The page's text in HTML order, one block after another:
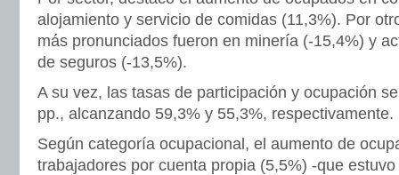
alojamiento y servicio de comidas (11,3%). Por
más pronunciados fueron en minería (-15,4%) y
de seguros (-13,5%).
A su vez, las tasas de participación y ocupación
pp., alcanzando 59,3% y 55,3%, respectivamente.
Según categoría ocupacional, el aumento de
trabajadores por cuenta propia (5,5%) -que